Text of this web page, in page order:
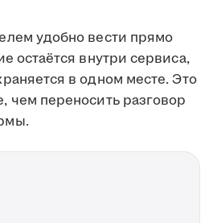
удобно вести прямо
остаётся внутри сервиса,
в одном месте. Это
чем переносить разговор